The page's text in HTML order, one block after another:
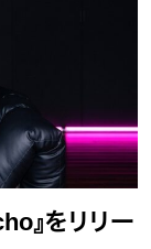
』をリリー